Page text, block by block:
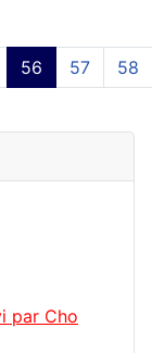
56 57 58
par Cho